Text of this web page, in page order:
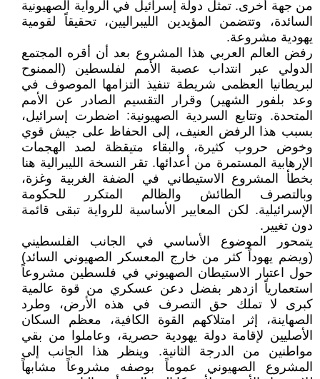
من جهة أخرى. تمثل دولة إسرائيل في الرواية الصهيونية
السائدة، وتتضمن المؤيدين الليبراليين، تحقيقاً لقومية
يهودية مشروعة.
رفض العالم العربي هذا المشروع بعد أن أقره المجتمع
الدولي عبر انتداب عصبة الأمم لفلسطين (الممنوح
لبريطانيا العظمى شريطة تنفيذ التزامها الموصوف في
وعد بلفور الشهير) وقرار التقسيم الصادر عن الأمم
المتحدة. وتتابع السردية الصهيونية: اضطرت إسرائيل،
بسبب هذا الرفض العنيف، إلى الحفاظ على جيش قوي
وخوض حروب كثيرة، والبقاء متيقظة لصد الهجمات
الإرهابية المستمرة من أعدائها. تقر النسخة الليبرالية هنا
بخطأ المشروع الاستيطاني في الضفة الغربية وغزة،
وبالتصرف الطائش والظالم المتكرر للحكومة
الإسرائيلية. لكن المعايير الأساسية للرواية تبقى قائمة
دون تغيير.
يتمحور الموضوع الأساسي في الجانب الفلسطيني
(ويضم يهوداً كثر من خارج المعسكر الصهيوني السائد)
حول اعتبار الاستيطان الصهيوني في فلسطين مشروعاً
استعمارياً ازدهر بفضل دعن عسكري من قوة عالمية
كبرى لا تملك حق التصرف في هذه الأرض، وطرد
الصهاينة، إثر امتلاكهم القوة الكافية، معظم السكان
الأصليين لإقامة دولة يهودية حصرية، وعاملوا من بقي
مواطنين من الدرجة الثانية. وينظر هذا الجانب إلى
المشروع الصهيوني عموماً بوصفه مشروعاً مشابهاً